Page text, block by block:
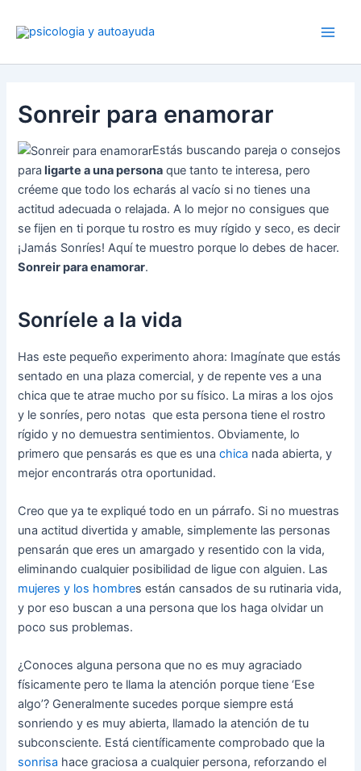
Sonreir para enamorar
Estás buscando pareja o consejos
para ligarte a una persona que tanto te interesa, pero
créeme que todo los echarás al vacío si no tienes una
actitud adecuada o relajada. A lo mejor no consigues que
se fijen en ti porque tu rostro es muy rígido y seco, es decir
¡Jamás Sonríes! Aquí te muestro porque lo debes de hacer.
Sonreir para enamorar.
Sonríele a la vida
Has este pequeño experimento ahora: Imagínate que estás
sentado en una plaza comercial, y de repente ves a una
chica que te atrae mucho por su físico. La miras a los ojos
y le sonríes, pero notas que esta persona tiene el rostro
rígido y no demuestra sentimientos. Obviamente, lo
primero que pensarás es que es unachica nada abierta, y
mejor encontrarás otra oportunidad.
Creo que ya te expliqué todo en un párrafo. Si no muestras
una actitud divertida y amable, simplemente las personas
pensarán que eres un amargado y resentido con la vida,
eliminando cualquier posibilidad de ligue con alguien. Las
mujeres y los hombres están cansados de su rutinaria vida,
y por eso buscan a una persona que los haga olvidar un
poco sus problemas.
¿Conoces alguna persona que no es muy agraciado
físicamente pero te llama la atención porque tiene ‘Ese
algo’? Generalmente sucedes porque siempre está
sonriendo y es muy abierta, llamado la atención de tu
subconsciente. Está científicamente comprobado que la
sonrisa hace graciosa a cualquier persona, reforzando el